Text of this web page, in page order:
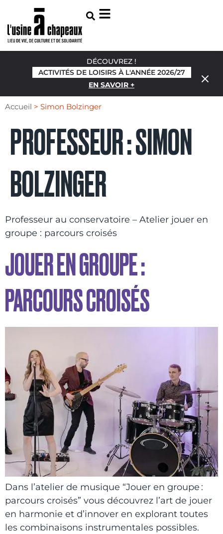
DÉCOUVREZ !
ACTIVITÉS DE LOISIRS À L'ANNÉE 2026/27
EN SAVOIR +
Accueil > Simon Bolzinger
PROFESSEUR :SIMON
BOLZINGER
Professeur au conservatoire – Atelier jouer en
groupe : parcours croisés
JOUER EN GROUPE :
PARCOURS CROISÉS
Dans l’atelier de musique “Jouer en groupe :
parcours croisés” vous découvrez l’art de jouer
en harmonie et d’innover en explorant toutes
les combinaisons instrumentales possibles.